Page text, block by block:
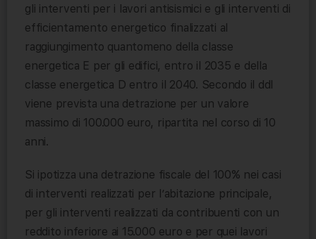
gli interventi per i lavori antisismici e gli interventi di
efficientamento energetico finalizzati al
raggiungimento quantomeno della classe
energetica E per gli edifici, entro il 2035 e della
classe energetica D entro il 2040. Secondo il ddl
viene prevista una detrazione per un valore
massimo di 100.000 euro, ripartita nel corso di 10
anni.
Si ipotizza una detrazione fiscale del 100% nei casi
di interventi realizzati per l’abitazione principale,
per gli interventi realizzati da contribuenti con un
reddito inferiore ai 15.000 euro e per quei lavori